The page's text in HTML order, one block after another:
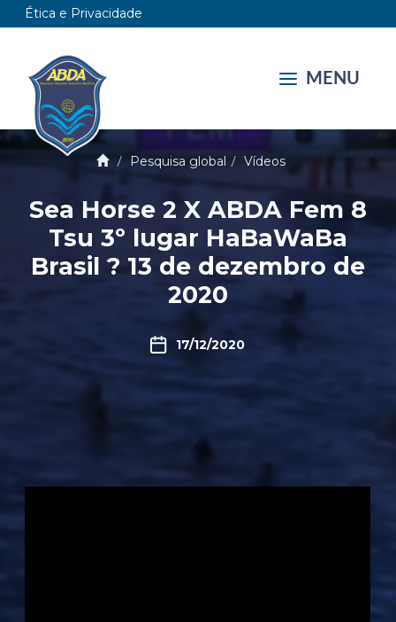
Ética e Privacidade
MENU
Pesquisa global Vídeos
Sea Horse 2 X ABDA Fem 8
Tsu 3º lugar HaBaWaBa
Brasil ? 13 de dezembro de
2020
17/12/2020